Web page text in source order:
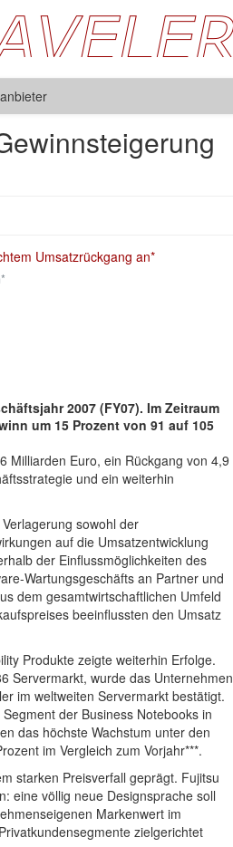
2007 (FY07). Im Zeitraum
um 15 Prozent von 91 auf 105
Milliarden Euro, ein Rückgang von 4,9
und ein weiterhin
sowohl der
auf die Umsatzentwicklung
der Einflussmöglichkeiten des
Wartungsgeschäfts an Partner und
dem gesamtwirtschaftlichen Umfeld
beeinflussten den Umsatz
Produkte zeigte weiterhin Erfolge.
Servermarkt, wurde das Unternehmen
im weltweiten Servermarkt bestätigt.
der Business Notebooks in
das höchste Wachstum unter den
im Vergleich zum Vorjahr***.
starken Preisverfall geprägt. Fujitsu
eine völlig neue Designsprache soll
Markenwert im
zielgerichtet